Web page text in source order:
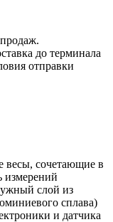
до терминала
отправки
весы, сочетающие в
измерений
слой из
сплава)
и датчика